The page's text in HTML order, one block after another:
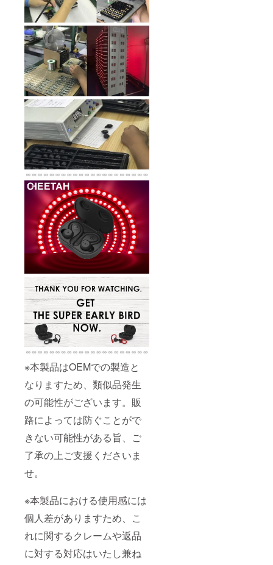
※本製品はOEMでの製造と
なりますため、類似品発生
の可能性がございます。販
路によっては防ぐことがで
きない可能性がある旨、ご
了承の上ご支援くださいま
せ。
※本製品における使用感には
個人差がありますため、こ
れに関するクレームや返品
に対する対応はいたし兼ね